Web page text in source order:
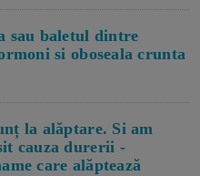
sau baletul dintre
si oboseala crunta
la alăptare. Si am
cauza durerii -
care alăptează